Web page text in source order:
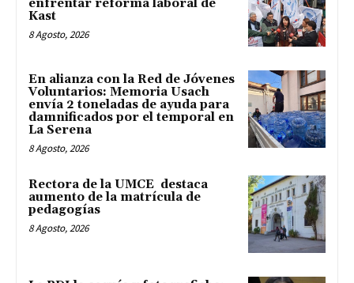
enfrentar reforma laboral de
Kast
8 Agosto, 2026
En alianza con la Red de Jóvenes
Voluntarios: Memoria Usach
envía 2 toneladas de ayuda para
damnificados por el temporal en
La Serena
8 Agosto, 2026
Rectora de la UMCE destaca
aumento de la matrícula de
pedagogías
8 Agosto, 2026